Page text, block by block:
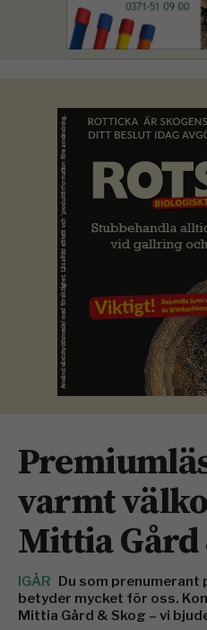
varmt
Mittia Gård
IGÅR Du som prenumerant
betyder mycket för oss.
Mittia Gård & Skog – vi